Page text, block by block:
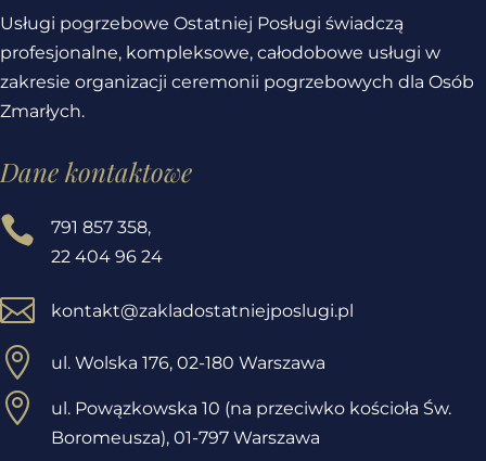
Usługi pogrzebowe Ostatniej Posługi świadczą
profesjonalne, kompleksowe, całodobowe usługi w
zakresie organizacji ceremonii pogrzebowych dla Osób
Zmarłych.
Dane kontaktowe

791 857 358,
22 404 96 24
 kontakt@zakladostatniejposlugi.pl
 ul. Wolska 176, 02-180 Warszawa

ul. Powązkowska 10 (na przeciwko kościoła Św.
Boromeusza), 01-797 Warszawa